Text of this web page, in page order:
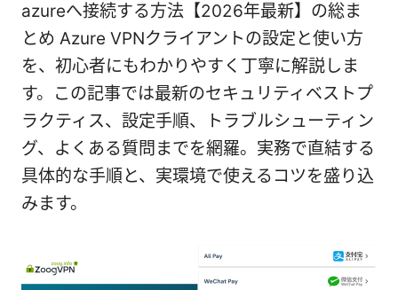
azureへ接続する方法【2026年最新】の総ま
とめ Azure VPNクライアントの設定と使い方
を、初心者にもわかりやすく丁寧に解説しま
す。この記事では最新のセキュリティベストプ
ラクティス、設定手順、トラブルシューティン
グ、よくある質問までを網羅。実務で直結する
具体的な手順と、実環境で使えるコツを盛り込
みます。